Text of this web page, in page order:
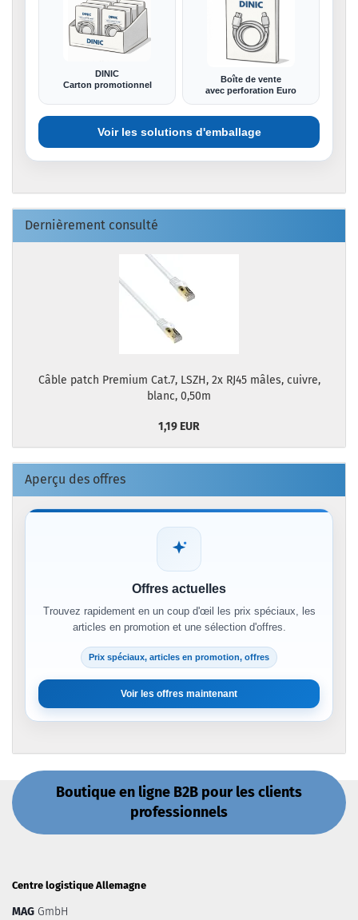
DINIC
Carton promotionnel
Boîte de vente
avec perforation Euro
Voir les solutions d'emballage
Dernièrement consulté
Câble patch Premium Cat.7, LSZH, 2x RJ45 mâles, cuivre,
blanc, 0,50m
1,19 EUR
Aperçu des offres
Offres actuelles
Trouvez rapidement en un coup d'œil les prix spéciaux, les
articles en promotion et une sélection d'offres.
Prix spéciaux, articles en promotion, offres
Voir les offres maintenant
Boutique en ligne B2B pour les clients
professionnels
Centre logistique Allemagne
MAG GmbH